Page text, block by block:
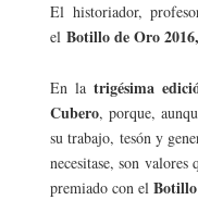
El historiador,
el Botillo de Oro 2016,
En la trigésima
Cubero, porque,
su trabajo, tesón y
necesitase, son valores
premiado con el